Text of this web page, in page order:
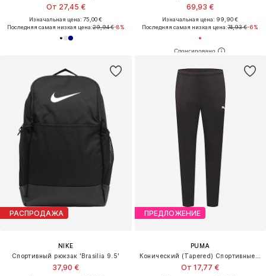
От 27,45 €
Изначальная цена: 75,00 €
Последняя самая низкая цена:29,94 €-8%
69,93 €
Изначальная цена: 99,90 €
Последняя самая низкая цена:74,93 €-6%
РАСПРОДАЖА
NIKE
Спортивный рюкзак 'Brasilia 9.5'
37,90 €
ПРЕДЛОЖЕНИЕ
PUMA
От 17,77 €